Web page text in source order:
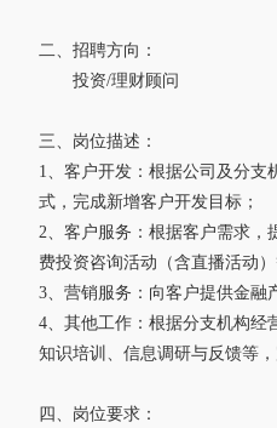
二、招聘方向：
投资/理财顾问
三、岗位描述：
1、客户开发：根据公司及分
式，完成新增客户开发目标；
2、客户服务：根据客户需求，
费投资咨询活动（含直播活动
3、营销服务：向客户提供金融
4、其他工作：根据分支机构经
知识培训、信息调研与反馈等
四、岗位要求：